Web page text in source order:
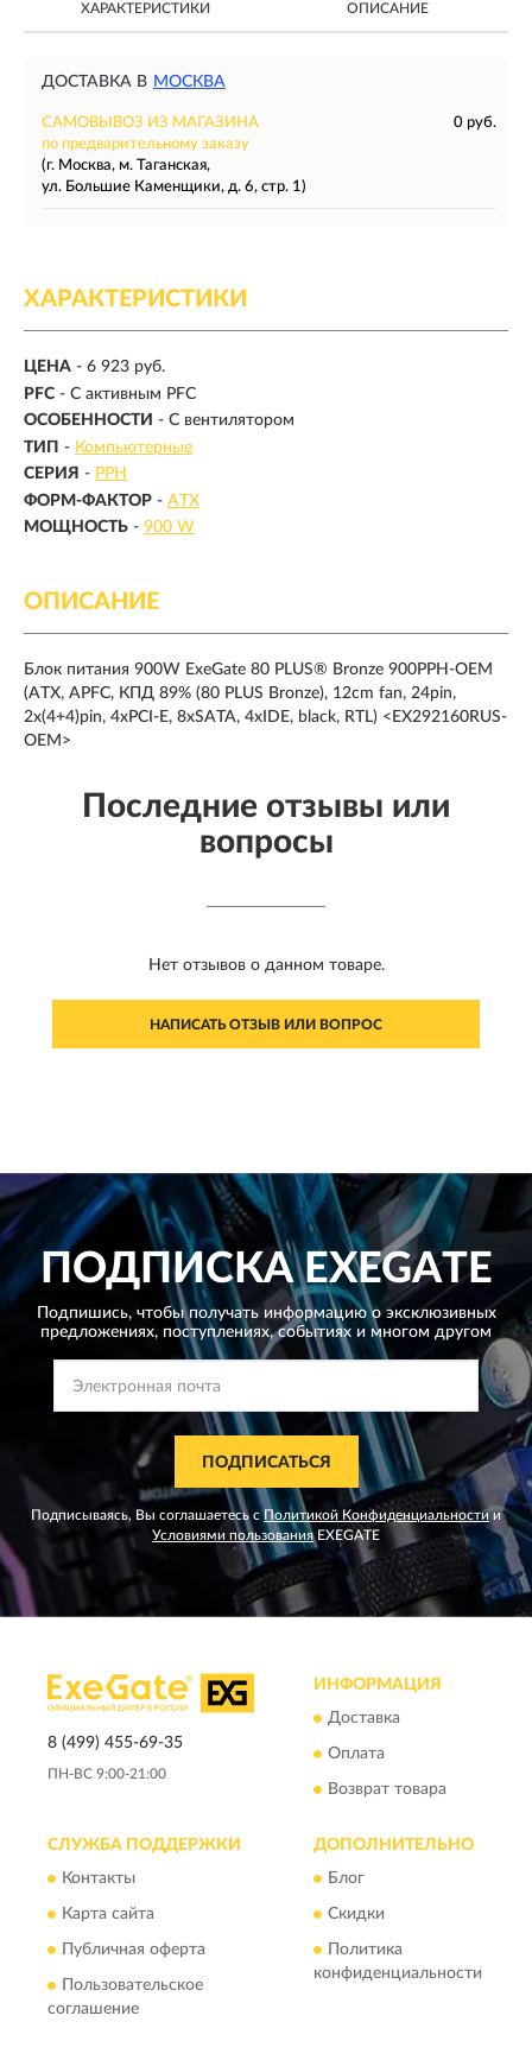
ХАРАКТЕРИСТИКИ ОПИСАНИЕ
ДОСТАВКА В МОСКВА
САМОВЫВОЗ ИЗ МАГАЗИНА
0 руб.
по предварительному заказу
(г. Москва, м. Таганская,
ул. Большие Каменщики, д. 6, стр. 1)
ХАРАКТЕРИСТИКИ
ЦЕНА - 6 923 руб.
PFC - С активным PFC
ОСОБЕННОСТИ - С вентилятором
ТИП - Компьютерные
СЕРИЯ - PPH
ФОРМ-ФАКТОР - ATX
МОЩНОСТЬ - 900 W
ОПИСАНИЕ
Блок питания 900W ExeGate 80 PLUS® Bronze 900PPH-OEM
(ATX, APFC, КПД 89% (80 PLUS Bronze), 12cm fan, 24pin,
2x(4+4)pin, 4xPCI-E, 8xSATA, 4xIDE, black, RTL) <EX292160RUS-
OEM>
Последние отзывы или
вопросы
Нет отзывов о данном товаре.
НАПИСАТЬ ОТЗЫВ ИЛИ ВОПРОС
ПОДПИСКАEXEGATE
Подпишись, чтобы получать информацию о эксклюзивных
предложениях, поступлениях, событиях и многом другом
ПОДПИСАТЬСЯ
Подписываясь, Вы соглашаетесь сПолитикой Конфиденциальности и
Условиями пользованияEXEGATE
8 (499) 455-69-35
ПН-ВС 9:00-21:00
ИНФОРМАЦИЯ
Доставка
Оплата
Возврат товара
СЛУЖБА ПОДДЕРЖКИ
Контакты
Карта сайта
Публичная оферта
Пользовательское
соглашение
ДОПОЛНИТЕЛЬНО
Блог
Скидки
Политика
конфиденциальности